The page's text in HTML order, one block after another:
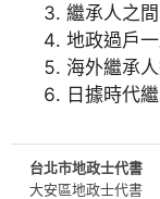
繼承人之
地政過戶
海外繼承
日據時代
台北市地政士代書
大安區地政士代書